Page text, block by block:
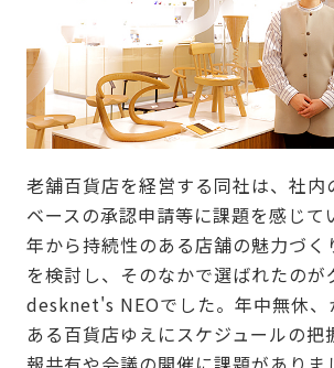
老舗百貨店を経営する同社は、社内
ベースの承認申請等に課題を感じて
年から持続性のある店舗の魅力づく
を検討し、そのなかで選ばれたのが
desknet's NEOでした。年中無休、
ある百貨店ゆえにスケジュールの把